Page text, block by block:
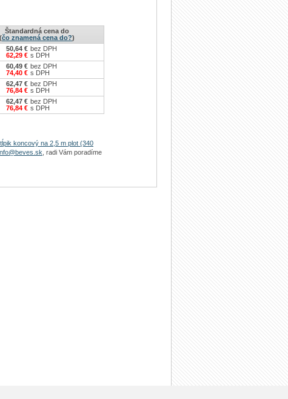
Štandardná cena do
(čo znamená cena do?)
50,64 €
62,29 €
bez DPH
s DPH
60,49 €
74,40 €
bez DPH
s DPH
62,47 €
76,84 €
bez DPH
s DPH
62,47 €
76,84 €
bez DPH
s DPH
koncový na 2,5 m plot (340
, radi Vám poradíme